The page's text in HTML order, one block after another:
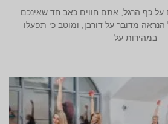
כף הרגל, אתם חווים כאב חד שאינכם
מדובר על דורבן, ומוטב כי תפעלו
במהירות על